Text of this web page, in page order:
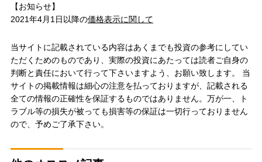
【お知らせ】
2021年4月1日以降の価格表示に関して
当サイトに記載されている内容はあくまでも投資の参考にしてい
ただくためのものであり、実際の投資にあたっては読者ご自身の
判断と責任において行って下さいますよう、お願い致します。 当
サイトの掲載情報は細心の注意を払っておりますが、記載される
全ての情報の正確性を保証するものではありません。万が一、ト
ラブル等の損失が被っても損害等の保証は一切行っておりません
ので、予めご了承下さい。